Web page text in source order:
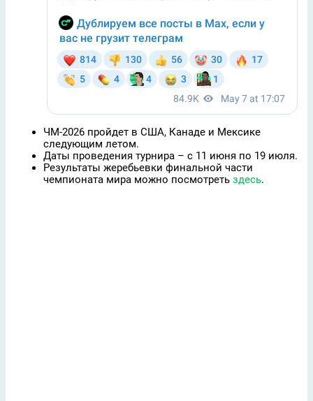
ЧМ-2026 пройдет в США, Канаде и Мексике
следующим летом.
Даты проведения турнира – с 11 июня по 19 июля.
Результаты жеребьевки финальной части
чемпионата мира можно посмотреть здесь.